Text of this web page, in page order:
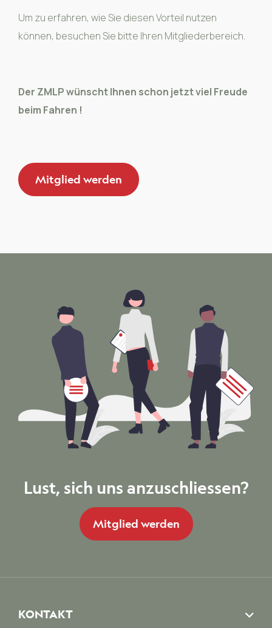
Um zu erfahren, wie Sie diesen Vorteil nutzen
können, besuchen Sie bitte Ihren Mitgliederbereich.
Der ZMLP wünscht Ihnen schon jetzt viel Freude
beim Fahren !
Mitglied werden
Lust, sich uns anzuschliessen?
Mitglied werden
KONTAKT